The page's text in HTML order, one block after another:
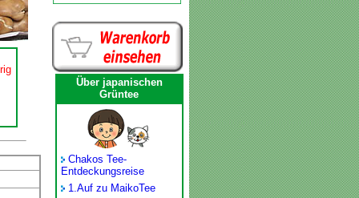
Über japanischen
Grüntee
Chakos Tee-
Entdeckungsreise
1.Auf zu MaikoTee